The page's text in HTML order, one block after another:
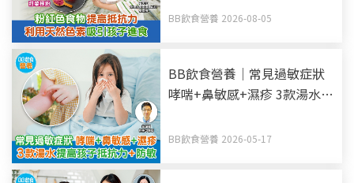
BB飲食營養 2026-08-05
BB飲食營養｜常見過敏症狀
哮喘+鼻敏感+濕疹 3款湯水提
BB飲食營養 2026-05-17